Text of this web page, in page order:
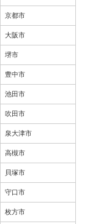
京都市
大阪市
堺市
豊中市
池田市
吹田市
泉大津市
高槻市
貝塚市
守口市
枚方市